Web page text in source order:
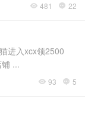
 481  22
进入xcx领2500
...
 93  5